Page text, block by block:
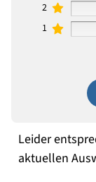
2
1
Leider
aktuellen